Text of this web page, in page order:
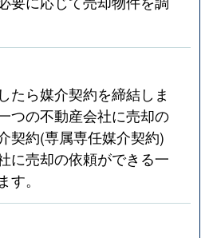
たら媒介契約を締結しま
つの不動産会社に売却の
契約(専属専任媒介契約)
に売却の依頼ができる一
。